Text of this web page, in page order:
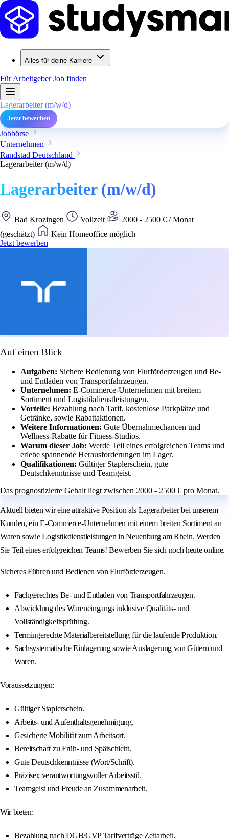
Alles für deine Karriere
Für ArbeitgeberJob finden
Lagerarbeiter (m/w/d)
Jetzt bewerben
Jobbörse
Unternehmen
Randstad Deutschland
Lagerarbeiter (m/w/d)
Lagerarbeiter (m/w/d)
Bad Krozingen Vollzeit
2000 - 2500 € / Monat
(geschätzt)
Kein Homeoffice möglich
Jetzt bewerben
Auf einen Blick
Aufgaben: Sichere Bedienung von Flurförderzeugen und Be-
und Entladen von Transportfahrzeugen.
Unternehmen: E-Commerce-Unternehmen mit breitem
Sortiment und Logistikdienstleistungen.
Vorteile: Bezahlung nach Tarif, kostenlose Parkplätze und
Getränke, sowie Rabattaktionen.
Weitere Informationen: Gute Übernahmechancen und
Wellness-Rabatte für Fitness-Studios.
Warum dieser Job: Werde Teil eines erfolgreichen Teams und
erlebe spannende Herausforderungen im Lager.
Qualifikationen: Gültiger Staplerschein, gute
Deutschkenntnisse und Teamgeist.
Das prognostizierte Gehalt liegt zwischen 2000 - 2500 € pro Monat.
Aktuell bieten wir eine attraktive Position als Lagerarbeiter bei unserem
Kunden, ein E-Commerce-Unternehmen mit einem breiten Sortiment an
Waren sowie Logistikdienstleistungen in Neuenburg am Rhein. Werden
Sie Teil eines erfolgreichen Teams! Bewerben Sie sich noch heute online.
Sicheres Führen und Bedienen von Flurförderzeugen.
Fachgerechtes Be- und Entladen von Transportfahrzeugen.
Abwicklung des Wareneingangs inklusive Qualitäts- und
Vollständigkeitsprüfung.
Termingerechte Materialbereitstellung für die laufende Produktion.
Sachsystematische Einlagerung sowie Auslagerung von Gütern und
Waren.
Voraussetzungen:
Gültiger Staplerschein.
Arbeits- und Aufenthaltsgenehmigung.
Gesicherte Mobilität zum Arbeitsort.
Bereitschaft zu Früh- und Spätschicht.
Gute Deutschkenntnisse (Wort/Schrift).
Präziser, verantwortungsvoller Arbeitsstil.
Teamgeist und Freude an Zusammenarbeit.
Wir bieten:
Bezahlung nach DGB/GVP Tarifverträge Zeitarbeit.